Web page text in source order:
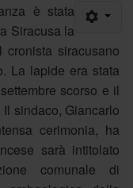
è stata
Siracusa la
siracusano
La lapide era stata
scorso e il
sindaco, Giancarlo
cerimonia, ha
sarà intitolato
comunale di